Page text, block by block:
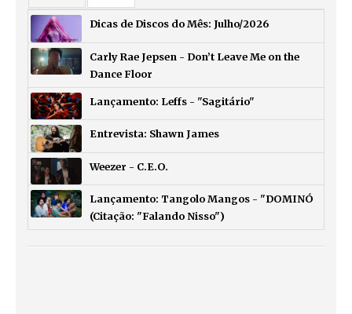
Dicas de Discos do Mês: Julho/2026
Carly Rae Jepsen - Don’t Leave Me on the
Dance Floor
Lançamento: Leffs - "Sagitário"
Entrevista: Shawn James
Weezer - C.E.O.
Lançamento: Tangolo Mangos - "DOMINÓ
(Citação: "Falando Nisso")